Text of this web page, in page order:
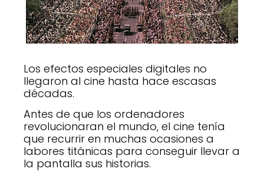
Los efectos especiales digitales no
llegaron al cine hasta hace escasas
décadas.
Antes de que los ordenadores
revolucionaran el mundo, el cine tenía
que recurrir en muchas ocasiones a
labores titánicas para conseguir llevar a
la pantalla sus historias.